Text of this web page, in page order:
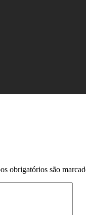
obrigatórios são